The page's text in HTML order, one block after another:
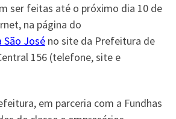
ser feitas até o próximo dia 10 de
na página do
São José no site da Prefeitura de
156 (telefone, site e
em parceria com a Fundhas